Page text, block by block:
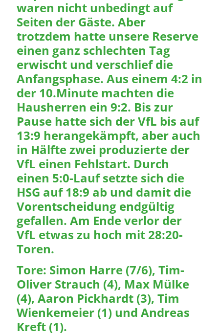
waren nicht unbedingt auf
Seiten der Gäste. Aber
trotzdem hatte unsere Reserve
einen ganz schlechten Tag
erwischt und verschlief die
Anfangsphase. Aus einem 4:2 in
der 10.Minute machten die
Hausherren ein 9:2. Bis zur
Pause hatte sich der VfL bis auf
13:9 herangekämpft, aber auch
in Hälfte zwei produzierte der
VfL einen Fehlstart. Durch
einen 5:0-Lauf setzte sich die
HSG auf 18:9 ab und damit die
Vorentscheidung endgültig
gefallen. Am Ende verlor der
VfL etwas zu hoch mit 28:20-
Toren.
Tore: Simon Harre (7/6), Tim-
Oliver Strauch (4), Max Mülke
(4), Aaron Pickhardt (3), Tim
Wienkemeier (1) und Andreas
Kreft (1).